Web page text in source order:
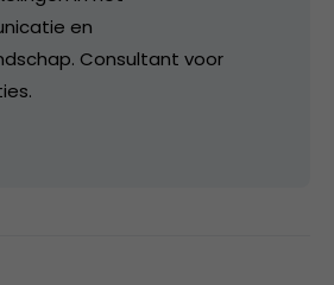
en
Consultant voor